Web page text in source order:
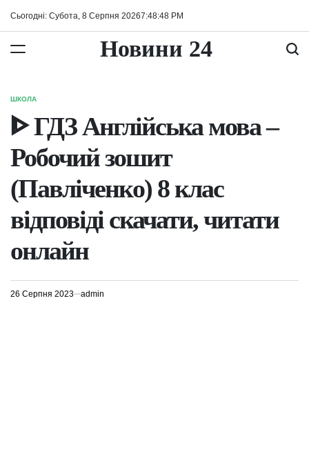
Сьогодні: Субота, 8 Серпня 20267:48:48 PM
Новини 24
ОПУБЛІКУВАТИ
У
ШКОЛА
ᐈ ГДЗ Англійська мова –
Робочий зошит
(Павліченко) 8 клас
відповіді скачати, читати
онлайн
26 Серпня 2023 admin